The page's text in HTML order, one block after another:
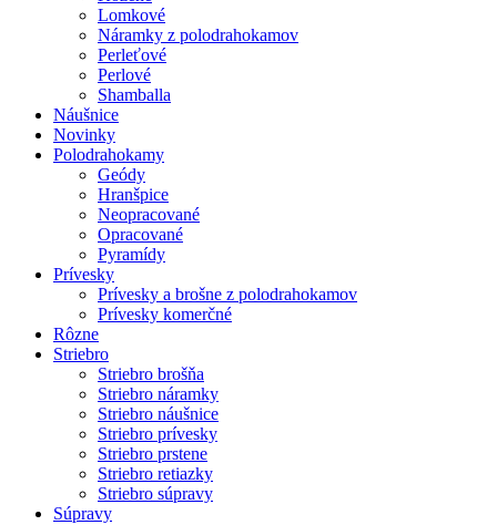
Lomkové
Náramky z polodrahokamov
Perleťové
Perlové
Shamballa
Náušnice
Novinky
Polodrahokamy
Geódy
Hranšpice
Neopracované
Opracované
Pyramídy
Prívesky
Prívesky a brošne z polodrahokamov
Prívesky komerčné
Rôzne
Striebro
Striebro brošňa
Striebro náramky
Striebro náušnice
Striebro prívesky
Striebro prstene
Striebro retiazky
Striebro súpravy
Súpravy